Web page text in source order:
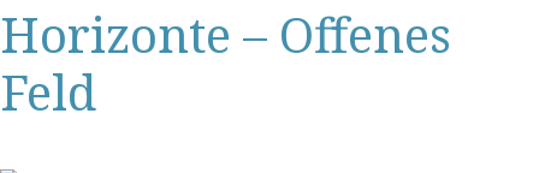
Horizonte – Offenes
Feld